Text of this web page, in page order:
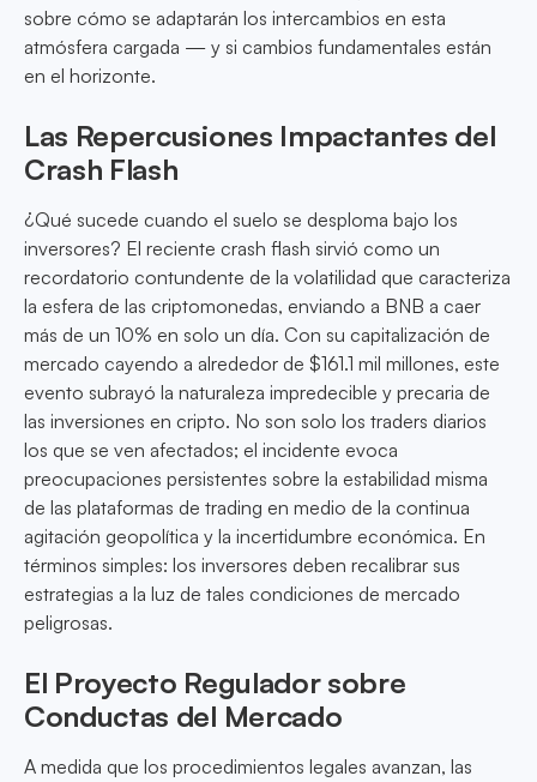
sobre cómo se adaptarán los intercambios en esta
atmósfera cargada — y si cambios fundamentales están
en el horizonte.
Las Repercusiones Impactantes del
Crash Flash
¿Qué sucede cuando el suelo se desploma bajo los
inversores? El reciente crash flash sirvió como un
recordatorio contundente de la volatilidad que caracteriza
la esfera de las criptomonedas, enviando a BNB a caer
más de un 10% en solo un día. Con su capitalización de
mercado cayendo a alrededor de $161.1 mil millones, este
evento subrayó la naturaleza impredecible y precaria de
las inversiones en cripto. No son solo los traders diarios
los que se ven afectados; el incidente evoca
preocupaciones persistentes sobre la estabilidad misma
de las plataformas de trading en medio de la continua
agitación geopolítica y la incertidumbre económica. En
términos simples: los inversores deben recalibrar sus
estrategias a la luz de tales condiciones de mercado
peligrosas.
El Proyecto Regulador sobre
Conductas del Mercado
A medida que los procedimientos legales avanzan, las